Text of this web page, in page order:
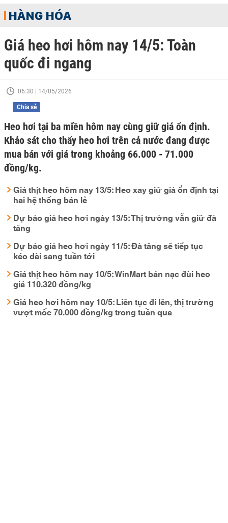
HÀNG HÓA
Giá heo hơi hôm nay 14/5: Toàn
quốc đi ngang
06:30 | 14/05/2026
Chia sẻ
Heo hơi tại ba miền hôm nay cùng giữ giá ổn định.
Khảo sát cho thấy heo hơi trên cả nước đang được
mua bán với giá trong khoảng 66.000 - 71.000
đồng/kg.
Giá thịt heo hôm nay 13/5: Heo xay giữ giá ổn định tại
hai hệ thống bán lẻ
Dự báo giá heo hơi ngày 13/5: Thị trường vẫn giữ đà
tăng
Dự báo giá heo hơi ngày 11/5: Đà tăng sẽ tiếp tục
kéo dài sang tuần tới
Giá thịt heo hôm nay 10/5: WinMart bán nạc đùi heo
giá 110.320 đồng/kg
Giá heo hơi hôm nay 10/5: Liên tục đi lên, thị trường
vượt mốc 70.000 đồng/kg trong tuần qua